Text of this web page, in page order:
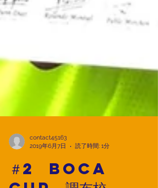
contact45163
2019年6月7日
読了時間: 1分